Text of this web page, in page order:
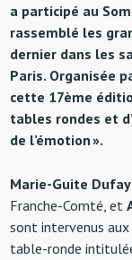
a participé au
rassemblé les
dernier dans les
Paris. Organisée
cette 17ème
tables rondes et
de l’émotion ».
Marie-Guite Dufay
Franche-Comté, et
sont intervenus aux
table-ronde